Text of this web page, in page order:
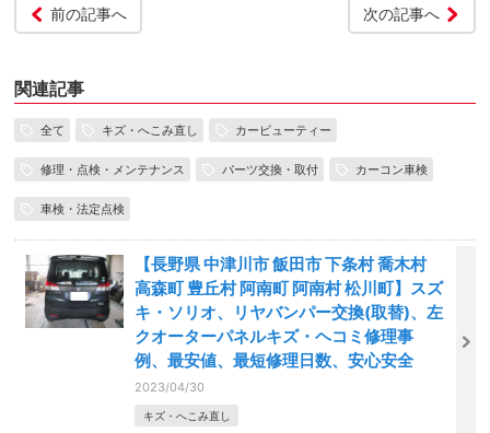
前の記事へ 次の記事へ
関連記事
全て キズ・へこみ直し カービューティー
修理・点検・メンテナンス パーツ交換・取付 カーコン車検
車検・法定点検
【長野県 中津川市 飯田市 下条村 喬木村
高森町 豊丘村 阿南町 阿南村 松川町】スズ
キ・ソリオ、リヤバンパー交換(取替)、左
クオーターパネルキズ・ヘコミ修理事
例、最安値、最短修理日数、安心安全
2023/04/30
キズ・へこみ直し